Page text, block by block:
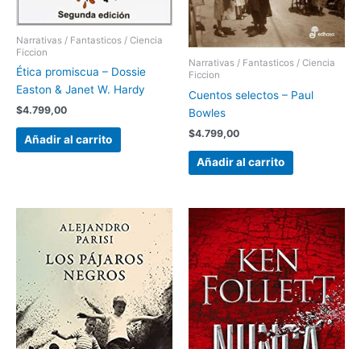
Narrativas / Fantasticos / Ciencia
Ficcion
Ética promiscua – Dossie
Easton & Janet W. Hardy
$4.799,00
Añadir al carrito
Narrativas / Fantasticos / Ciencia
Ficcion
Cuentos selectos – Paul
Bowles
$4.799,00
Añadir al carrito